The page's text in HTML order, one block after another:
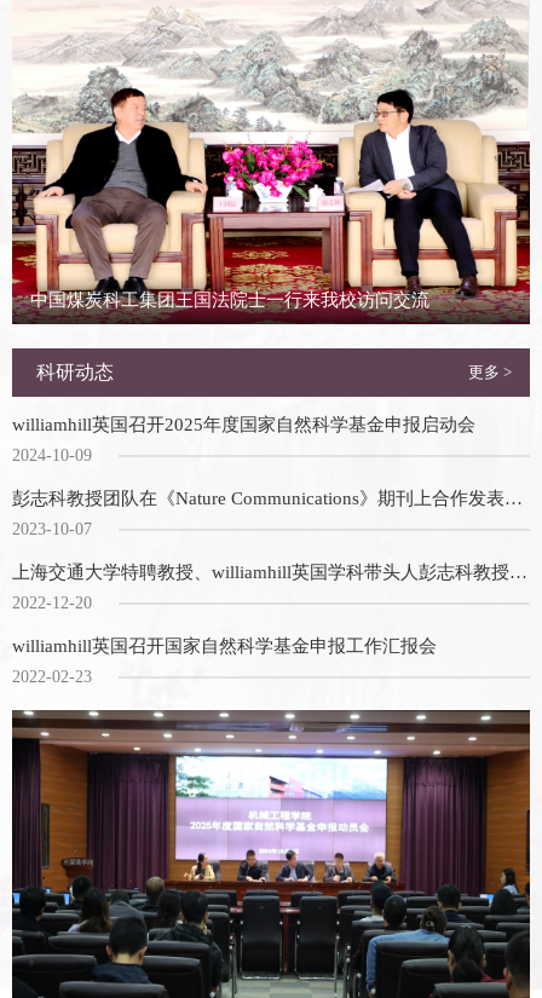
中国煤炭科工集团王国法院士一行来我校访问交流
科研动态 更多 >
williamhill英国召开2025年度国家自然科学基金申报启动会
2024-10-09
彭志科教授团队在《Nature Communications》期刊上合作发表最新研究成果
2023-10-07
上海交通大学特聘教授、williamhill英国学科带头人彭志科教授研究团队在《力学进展》发表最新研究成果
2022-12-20
williamhill英国召开国家自然科学基金申报工作汇报会
2022-02-23